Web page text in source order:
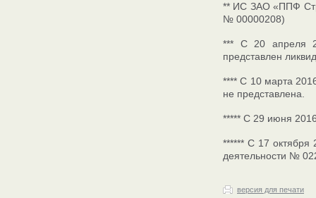
** ИС ЗАО «ППФ
№ 00000208)
*** С 20 апреля
представлен
**** С 10 марта
не представлена.
***** С 29 июня
****** С 17 октября
деятельности №
версия для печати